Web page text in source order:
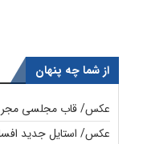
از شما چه پنهان
عکس/ قاب مجلسی مجری
عکس/ استایل جدید افسانه